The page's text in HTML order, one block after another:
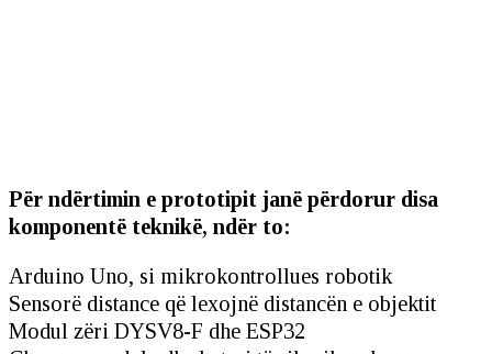
Për ndërtimin e prototipit janë përdorur disa
komponentë teknikë, ndër to:
Arduino Uno, si mikrokontrollues robotik
Sensorë distance që lexojnë distancën e objektit
Modul zëri DYSV8-F dhe ESP32